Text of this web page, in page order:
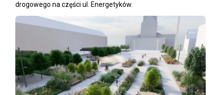
drogowego na części ul. Energetyków.